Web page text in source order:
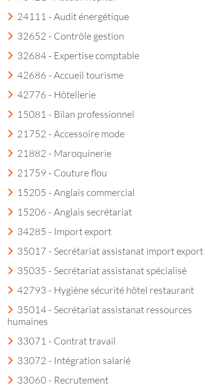
24111 - Audit énergétique
32652 - Contrôle gestion
32684 - Expertise comptable
42686 - Accueil tourisme
42776 - Hôtellerie
15081 - Bilan professionnel
21752 - Accessoire mode
21882 - Maroquinerie
21759 - Couture flou
15205 - Anglais commercial
15206 - Anglais secrétariat
34285 - Import export
35017 - Secrétariat assistanat import export
35035 - Secrétariat assistanat spécialisé
42793 - Hygiène sécurité hôtel restaurant
35014 - Secrétariat assistanat ressources
humaines
33071 - Contrat travail
33072 - Intégration salarié
33060 - Recrutement